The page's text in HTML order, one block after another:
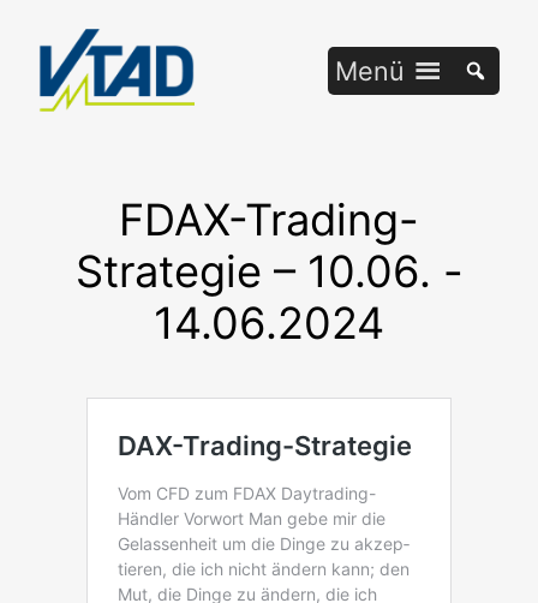
springen
Menü
FDAX-Trading-
Strategie – 10.06. -
14.06.2024